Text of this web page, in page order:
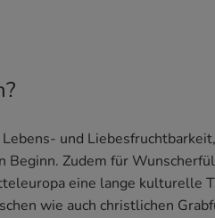
und
Beginn. Zudem für
eine lange kulturelle
wie auch christlichen